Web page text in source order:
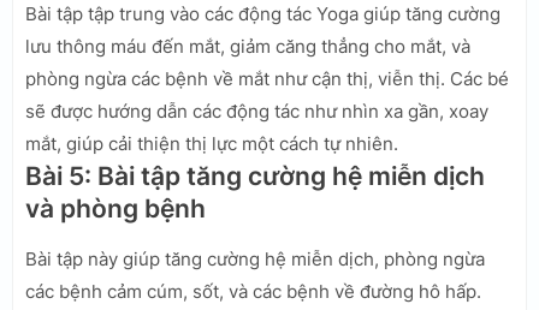
Bài tập tập trung vào các động tác Yoga giúp tăng cường
lưu thông máu đến mắt, giảm căng thẳng cho mắt, và
phòng ngừa các bệnh về mắt như cận thị, viễn thị. Các bé
sẽ được hướng dẫn các động tác như nhìn xa gần, xoay
mắt, giúp cải thiện thị lực một cách tự nhiên.
Bài 5: Bài tập tăng cường hệ miễn dịch
và phòng bệnh
Bài tập này giúp tăng cường hệ miễn dịch, phòng ngừa
các bệnh cảm cúm, sốt, và các bệnh về đường hô hấp.